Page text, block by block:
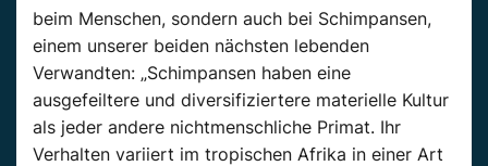
beim Menschen, sondern auch bei Schimpansen,
einem unserer beiden nächsten lebenden
Verwandten: „Schimpansen haben eine
ausgefeiltere und diversifiziertere materielle Kultur
als jeder andere nichtmenschliche Primat. Ihr
Verhalten variiert im tropischen Afrika in einer Art